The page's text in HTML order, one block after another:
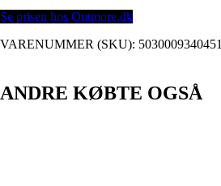
Se prisen hos Outmore.dk
VARENUMMER (SKU): 5030009340451
ANDRE KØBTE OGSÅ